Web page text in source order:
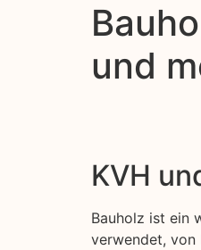
und
KVH
Bauholz ist ein
verwendet, von